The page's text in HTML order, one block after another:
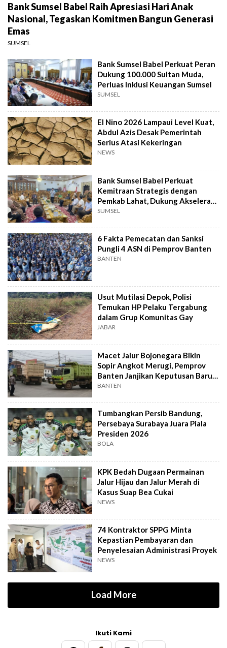
Bank Sumsel Babel Raih Apresiasi Hari Anak
Nasional, Tegaskan Komitmen Bangun Generasi
Emas
SUMSEL
Bank Sumsel Babel Perkuat Peran
Dukung 100.000 Sultan Muda,
Perluas Inklusi Keuangan Sumsel
SUMSEL
El Nino 2026 Lampaui Level Kuat,
Abdul Azis Desak Pemerintah
Serius Atasi Kekeringan
NEWS
Bank Sumsel Babel Perkuat
Kemitraan Strategis dengan
Pemkab Lahat, Dukung Akselerasi
Ekonomi Daerah
SUMSEL
6 Fakta Pemecatan dan Sanksi
Pungli 4 ASN di Pemprov Banten
BANTEN
Usut Mutilasi Depok, Polisi
Temukan HP Pelaku Tergabung
dalam Grup Komunitas Gay
JABAR
Macet Jalur Bojonegara Bikin
Sopir Angkot Merugi, Pemprov
Banten Janjikan Keputusan Baru 4
Hari Lagi
BANTEN
Tumbangkan Persib Bandung,
Persebaya Surabaya Juara Piala
Presiden 2026
BOLA
KPK Bedah Dugaan Permainan
Jalur Hijau dan Jalur Merah di
Kasus Suap Bea Cukai
NEWS
74 Kontraktor SPPG Minta
Kepastian Pembayaran dan
Penyelesaian Administrasi Proyek
NEWS
Load More
Ikuti Kami